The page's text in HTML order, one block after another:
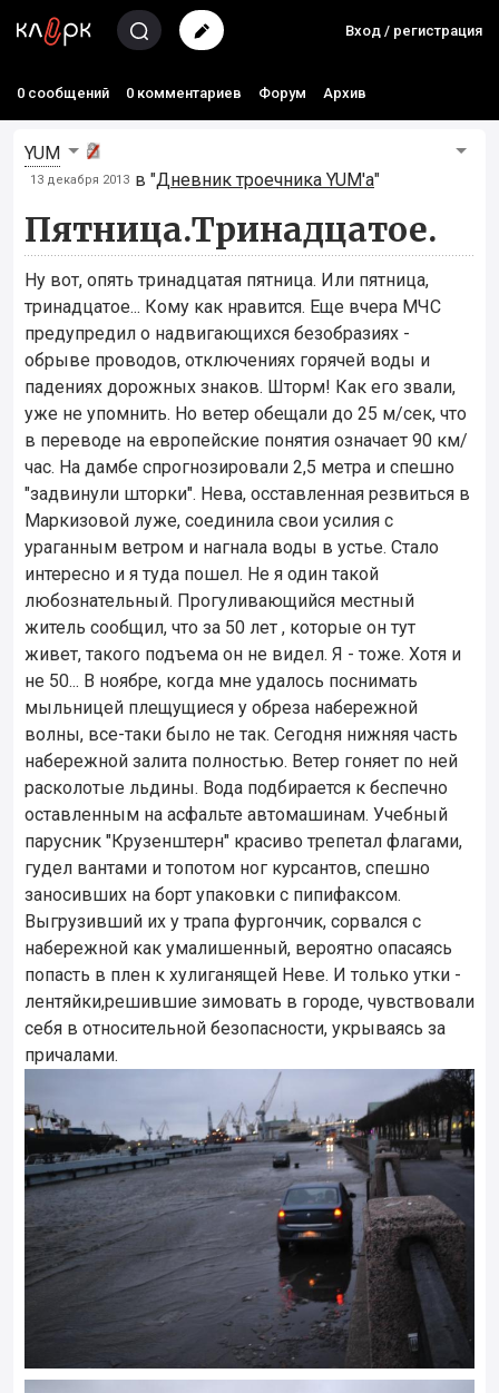
Вход / регистрация
0 сообщений 0 комментариев Форум Архив
YUM
13 декабря 2013 в "Дневник троечника YUM'а"
Пятница.Тринадцатое.
Ну вот, опять тринадцатая пятница. Или пятница,
тринадцатое... Кому как нравится. Еще вчера МЧС
предупредил о надвигающихся безобразиях -
обрыве проводов, отключениях горячей воды и
падениях дорожных знаков. Шторм! Как его звали,
уже не упомнить. Но ветер обещали до 25 м/сек, что
в переводе на европейские понятия означает 90 км/
час. На дамбе спрогнозировали 2,5 метра и спешно
"задвинули шторки". Нева, осставленная резвиться в
Маркизовой луже, соединила свои усилия с
ураганным ветром и нагнала воды в устье. Стало
интересно и я туда пошел. Не я один такой
любознательный. Прогуливающийся местный
житель сообщил, что за 50 лет , которые он тут
живет, такого подъема он не видел. Я - тоже. Хотя и
не 50... В ноябре, когда мне удалось поснимать
мыльницей плещущиеся у обреза набережной
волны, все-таки было не так. Сегодня нижняя часть
набережной залита полностью. Ветер гоняет по ней
расколотые льдины. Вода подбирается к беспечно
оставленным на асфальте автомашинам. Учебный
парусник "Крузенштерн" красиво трепетал флагами,
гудел вантами и топотом ног курсантов, спешно
заносивших на борт упаковки с пипифаксом.
Выгрузивший их у трапа фургончик, сорвался с
набережной как умалишенный, вероятно опасаясь
попасть в плен к хулиганящей Неве. И только утки -
лентяйки,решившие зимовать в городе, чувствовали
себя в относительной безопасности, укрываясь за
причалами.